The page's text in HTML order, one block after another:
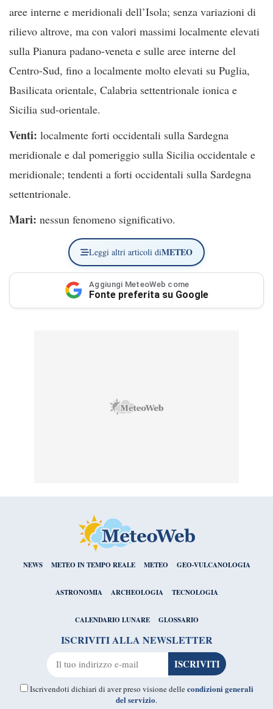
aree interne e meridionali dell’Isola; senza variazioni di
rilievo altrove, ma con valori massimi localmente elevati
sulla Pianura padano-veneta e sulle aree interne del
Centro-Sud, fino a localmente molto elevati su Puglia,
Basilicata orientale, Calabria settentrionale ionica e
Sicilia sud-orientale.
Venti: localmente forti occidentali sulla Sardegna
meridionale e dal pomeriggio sulla Sicilia occidentale e
meridionale; tendenti a forti occidentali sulla Sardegna
settentrionale.
Mari: nessun fenomeno significativo.
Leggi altri articoli diMETEO
Aggiungi MeteoWeb come
Fonte preferita su Google
NEWS METEO IN TEMPO REALE METEO GEO-VULCANOLOGIA
ASTRONOMIA ARCHEOLOGIA TECNOLOGIA
CALENDARIO LUNARE GLOSSARIO
ISCRIVITI ALLA NEWSLETTER
Iscrivendoti dichiari di aver preso visione dellecondizioni generali
del servizio.